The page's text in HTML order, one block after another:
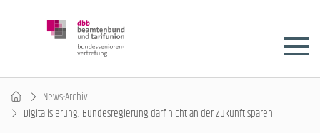
News-Archiv
Digitalisierung: Bundesregierung darf nicht an der Zukunft sparen